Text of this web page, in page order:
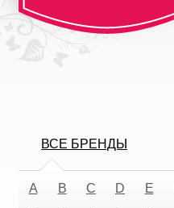
ВСЕ БРЕНДЫ
A B C D E